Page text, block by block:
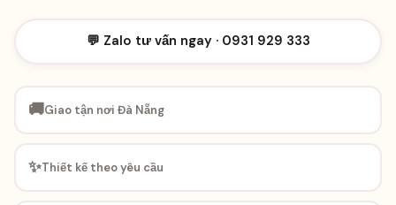
💬 Zalo tư vấn ngay · 0931 929 333
🚚Giao tận nơi Đà Nẵng
✨Thiết kế theo yêu cầu